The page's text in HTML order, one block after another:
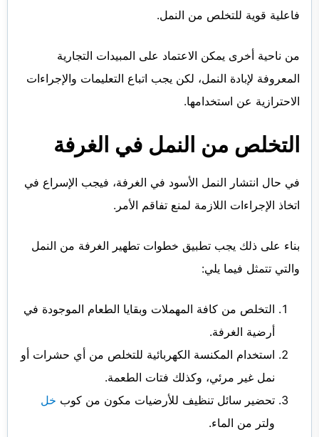
فاعلية قوية للتخلص من النمل.
من ناحية أخرى يمكن الاعتماد على المبيدات التجارية
المعروفة لإبادة النمل، لكن يجب اتباع التعليمات والإجراءات
الاحترازية عن استخدامها.
التخلص من النمل في الغرفة
في حال انتشار النمل الأسود في الغرفة، فيجب الإسراع في
اتخاذ الإجراءات اللازمة لمنع تفاقم الأمر.
بناء على ذلك يجب تطبيق خطوات تطهير الغرفة من النمل
والتي تتمثل فيما يلي:
التخلص من كافة المهملات وبقايا الطعام الموجودة في
أرضية الغرفة.
استخدام المكنسة الكهربائية للتخلص من أي حشرات أو
نمل غير مرئي، وكذلك فتات الطعمة.
تحضير سائل تنظيف للأرضيات مكون من كوب خل
ولتر من الماء.